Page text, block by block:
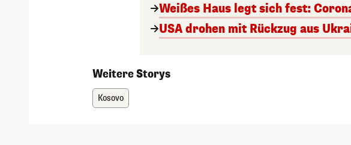
Weißes Haus legt sich fest:
USA drohen mit Rückzug aus
Weitere Storys
Kosovo